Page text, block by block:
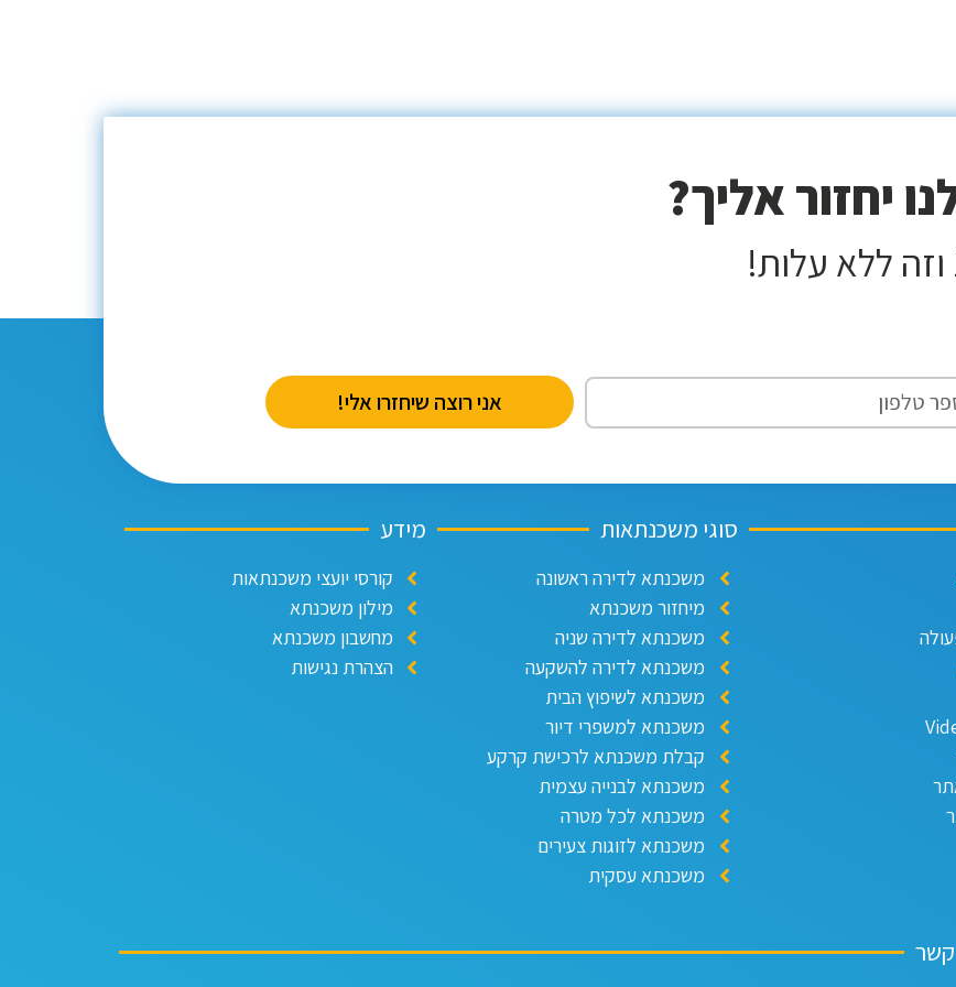
יחזור אליך?
אני רוצה שיחזרו אלי!
סוגי משכנתאות
משכנתא לדירה ראשונה
מיחזור משכנתא
משכנתא לדירה שניה
משכנתא לדירה להשקעה
משכנתא לשיפוץ הבית
משכנתא למשפרי דיור
קבלת משכנתא לרכישת קרקע
משכנתא לבנייה עצמית
משכנתא לכל מטרה
משכנתא לזוגות צעירים
משכנתא עסקית
מידע
קורסי יועצי משכנתאות
מילון משכנתא
מחשבון משכנתא
הצהרת נגישות
קשר